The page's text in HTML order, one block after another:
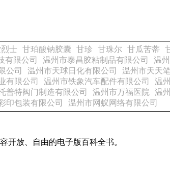
士 甘珀酸钠胶囊 甘珍 甘珠尔 甘瓜苦蒂
有限公司 温州市泰昌胶粘制品有限公司 温
公司 温州市天球日化有限公司 温州市天天
有限公司 温州市铁象汽车配件有限公司
温
普特阀门制造有限公司 温州市万福医院 温
印包装有限公司 温州市网蚁网络有限公司
开放、自由的电子版百科全书。